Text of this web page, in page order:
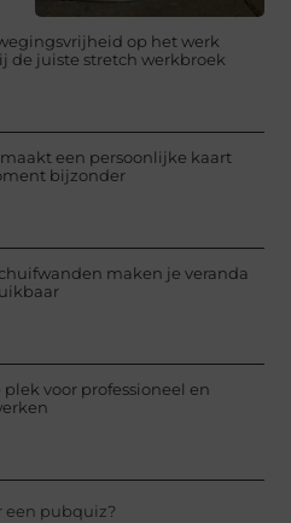
op het werk
de juiste stretch werkbroek
een persoonlijke kaart
bijzonder
maken je veranda
plek voor professioneel en
een pubquiz?